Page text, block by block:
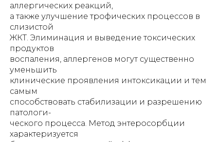
аллергических реакций,
а также улучшение трофических процессов в
слизистой
ЖКТ. Элиминация и выведение токсических
продуктов
воспаления, аллергенов могут существенно
уменьшить
клинические проявления интоксикации и тем
самым
способствовать стабилизации и разрешению
патологи-
ческого процесса. Метод энтеросорбции
характеризуется